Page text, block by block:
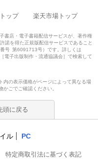
ップ 楽天市場トップ
書店・電子書籍配信サービスが、著作権
諾を得た正規版配信サービスであること
号 第6091713号）です。詳しくは
電子出版制作・流通協議会］で検索して
内の表示価格がページによって異なる場
ごでご確認ください。
頭に戻る
ル PC
特定商取引法に基づく表記